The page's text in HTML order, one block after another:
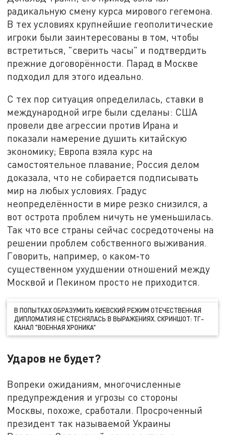
радикальную смену курса мирового гегемона.
В тех условиях крупнейшие геополитические
игроки были заинтересованы в том, чтобы
встретиться, "сверить часы" и подтвердить
прежние договорённости. Парад в Москве
подходил для этого идеально.
С тех пор ситуация определилась, ставки в
международной игре были сделаны: США
провели две агрессии против Ирана и
показали намерение душить китайскую
экономику; Европа взяла курс на
самостоятельное плавание; Россия делом
доказала, что не собирается подписывать
мир на любых условиях. Градус
неопределённости в мире резко снизился, а
вот острота проблем ничуть не уменьшилась.
Так что все страны сейчас сосредоточены на
решении проблем собственного выживания.
Говорить, например, о каком‑то
существенном ухудшении отношений между
Москвой и Пекином просто не приходится.
В ПОПЫТКАХ ОБРАЗУМИТЬ КИЕВСКИЙ РЕЖИМ ОТЕЧЕСТВЕННАЯ
ДИПЛОМАТИЯ НЕ СТЕСНЯЛАСЬ В ВЫРАЖЕНИЯХ. СКРИНШОТ: ТГ-
КАНАЛ "ВОЕННАЯ ХРОНИКА"
Ударов не будет?
Вопреки ожиданиям, многочисленные
предупреждения и угрозы со стороны
Москвы, похоже, сработали. Просроченный
президент так называемой Украины